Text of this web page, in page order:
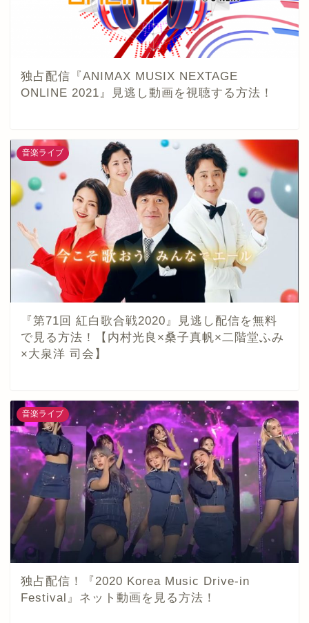
独占配信『ANIMAX MUSIX NEXTAGE
ONLINE 2021』見逃し動画を視聴する方法！
音楽ライブ
『第71回 紅白歌合戦2020』見逃し配信を無料
で見る方法！【内村光良×桑子真帆×二階堂ふみ
×大泉洋 司会】
音楽ライブ
独占配信！『2020 Korea Music Drive-in
Festival』ネット動画を見る方法！